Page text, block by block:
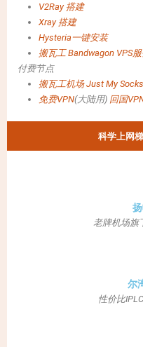
V2Ray 搭建
Xray 搭建
Hysteria一键安装
搬瓦工 Bandwagon VPS
付费节点
搬瓦工机场 Just My Socks
免费VPN(大陆用) 回国
科学上网
老牌机场旗
尔
性价比